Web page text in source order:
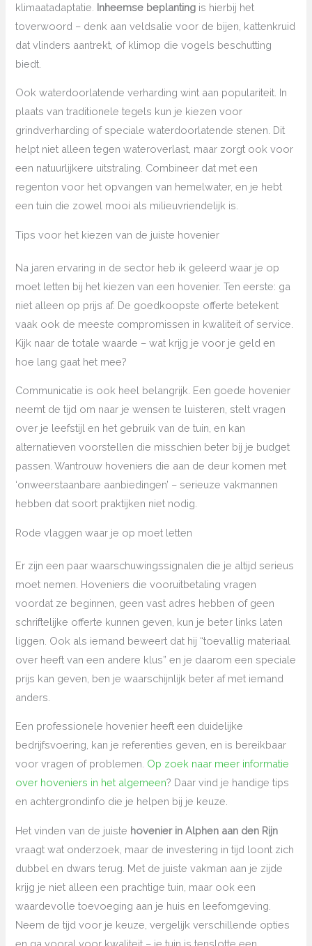
klimaatadaptatie. Inheemse beplanting is hierbij het
toverwoord – denk aan veldsalie voor de bijen, kattenkruid
dat vlinders aantrekt, of klimop die vogels beschutting
biedt.
Ook waterdoorlatende verharding wint aan populariteit. In
plaats van traditionele tegels kun je kiezen voor
grindverharding of speciale waterdoorlatende stenen. Dit
helpt niet alleen tegen wateroverlast, maar zorgt ook voor
een natuurlijkere uitstraling. Combineer dat met een
regenton voor het opvangen van hemelwater, en je hebt
een tuin die zowel mooi als milieuvriendelijk is.
Tips voor het kiezen van de juiste hovenier
Na jaren ervaring in de sector heb ik geleerd waar je op
moet letten bij het kiezen van een hovenier. Ten eerste: ga
niet alleen op prijs af. De goedkoopste offerte betekent
vaak ook de meeste compromissen in kwaliteit of service.
Kijk naar de totale waarde – wat krijg je voor je geld en
hoe lang gaat het mee?
Communicatie is ook heel belangrijk. Een goede hovenier
neemt de tijd om naar je wensen te luisteren, stelt vragen
over je leefstijl en het gebruik van de tuin, en kan
alternatieven voorstellen die misschien beter bij je budget
passen. Wantrouw hoveniers die aan de deur komen met
‘onweerstaanbare aanbiedingen’ – serieuze vakmannen
hebben dat soort praktijken niet nodig.
Rode vlaggen waar je op moet letten
Er zijn een paar waarschuwingssignalen die je altijd serieus
moet nemen. Hoveniers die vooruitbetaling vragen
voordat ze beginnen, geen vast adres hebben of geen
schriftelijke offerte kunnen geven, kun je beter links laten
liggen. Ook als iemand beweert dat hij “toevallig materiaal
over heeft van een andere klus” en je daarom een speciale
prijs kan geven, ben je waarschijnlijk beter af met iemand
anders.
Een professionele hovenier heeft een duidelijke
bedrijfsvoering, kan je referenties geven, en is bereikbaar
voor vragen of problemen. Op zoek naar meer informatie
over hoveniers in het algemeen? Daar vind je handige tips
en achtergrondinfo die je helpen bij je keuze.
Het vinden van de juiste hovenier in Alphen aan den Rijn
vraagt wat onderzoek, maar de investering in tijd loont zich
dubbel en dwars terug. Met de juiste vakman aan je zijde
krijg je niet alleen een prachtige tuin, maar ook een
waardevolle toevoeging aan je huis en leefomgeving.
Neem de tijd voor je keuze, vergelijk verschillende opties
en ga vooral voor kwaliteit – je tuin is tenslotte een